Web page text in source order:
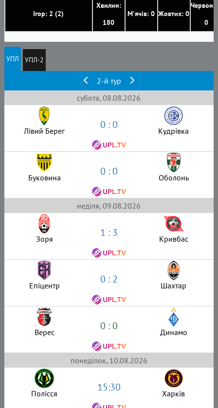
Ігор: 2 (2)
Хвилин:
180
М'ячів: 0 Жовтих: 0
0
УПЛ УПЛ-2
2-й тур
субота, 08.08.2026
Лівий Берег 0 : 0 Кудрівка
Буковина 0 : 0 Оболонь
неділя, 09.08.2026
Зоря 1 : 3 Кривбас
Епіцентр 0 : 2 Шахтар
Верес 0 : 0 Динамо
понеділок, 10.08.2026
Полісся 15:30 Харків